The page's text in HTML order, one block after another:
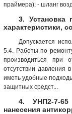
праймера); - шланг
3. Установка
характеристики,
Допускается
5.4. Работы по
производиться при
отсутствии давления
иметь удобные
защитных средст...
4. УНП2-7-
нанесения